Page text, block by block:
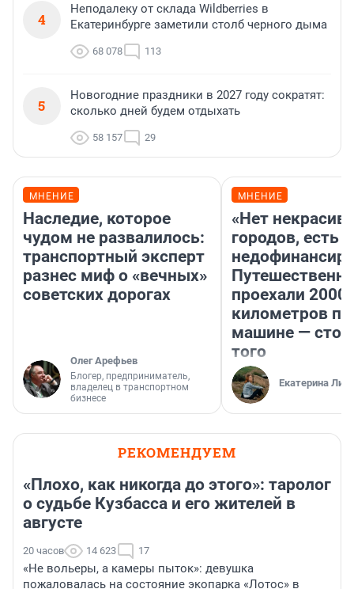
4
Неподалеку от склада Wildberries в
Екатеринбурге заметили столб черного дыма
68 078 113
5
Новогодние праздники в 2027 году сократят:
сколько дней будем отдыхать
58 157 29
МНЕНИЕ
Наследие, которое
чудом не развалилось:
транспортный эксперт
разнес миф о «вечных»
советских дорогах
Олег Арефьев
Блогер, предприниматель,
владелец в транспортном
бизнесе
МНЕНИЕ
«Нет
городов, есть
проехали 2000
километров по
машине —
того
Екатерина
РЕКОМЕНДУЕМ
«Плохо, как никогда до этого»: таролог
о судьбе Кузбасса и его жителей в
августе
20 часов 14 623 17
«Не вольеры, а камеры пыток»: девушка
пожаловалась на состояние экопарка «Лотос» в